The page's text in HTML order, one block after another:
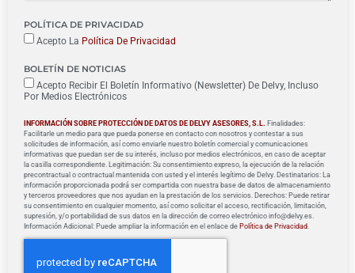
POLÍTICA DE PRIVACIDAD
Acepto La Política De Privacidad
BOLETÍN DE NOTICIAS
Acepto Recibir El Boletín Informativo (Newsletter) De Delvy, Incluso
Por Medios Electrónicos
INFORMACIÓN SOBRE PROTECCIÓN DE DATOS DE DELVY ASESORES, S.L. Finalidades:
Facilitarle un medio para que pueda ponerse en contacto con nosotros y contestar a sus
solicitudes de información, así como enviarle nuestro boletín comercial y comunicaciones
informativas que puedan ser de su interés, incluso por medios electrónicos, en caso de aceptar
la casilla correspondiente. Legitimación: Su consentimiento expreso, la ejecución de la relación
precontractual o contractual mantenida con usted y el interés legítimo de Delvy. Destinatarios: La
información proporcionada podrá ser compartida con nuestra base de datos de almacenamiento
y terceros proveedores que nos ayudan en la prestación de los servicios. Derechos: Puede retirar
su consentimiento en cualquier momento, así como solicitar el acceso, rectificación, limitación,
supresión, y/o portabilidad de sus datos en la dirección de correo electrónico info@delvy.es.
Información Adicional: Puede ampliar la información en el enlace de Política de Privacidad